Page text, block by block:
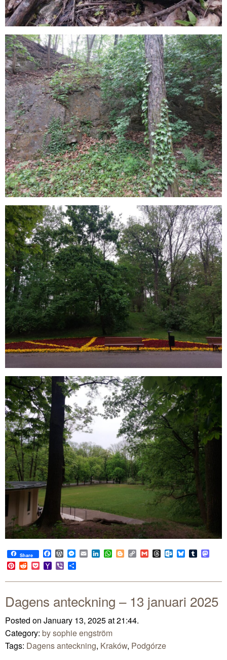
Share Facebook
WordPress
Messenger
EmailLinkedIn
WhatsApp
BloggerCopy
Link
GmailThreadsOutlook.com
BlueskyTumblr
Pinterest
RedditPocketYahoo
Mail
Viber
Dagens anteckning – 13 januari 2025
Posted on January 13, 2025 at 21:44.
Category: by sophie engström
Tags: Dagens anteckning, Kraków, Podgórze